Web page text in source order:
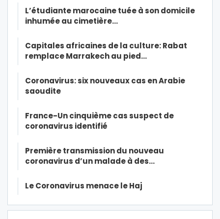
L’étudiante marocaine tuée à son domicile
inhumée au cimetière…
Capitales africaines de la culture: Rabat
remplace Marrakech au pied…
Coronavirus: six nouveaux cas en Arabie
saoudite
France-Un cinquième cas suspect de
coronavirus identifié
Première transmission du nouveau
coronavirus d’un malade à des…
Le Coronavirus menace le Haj